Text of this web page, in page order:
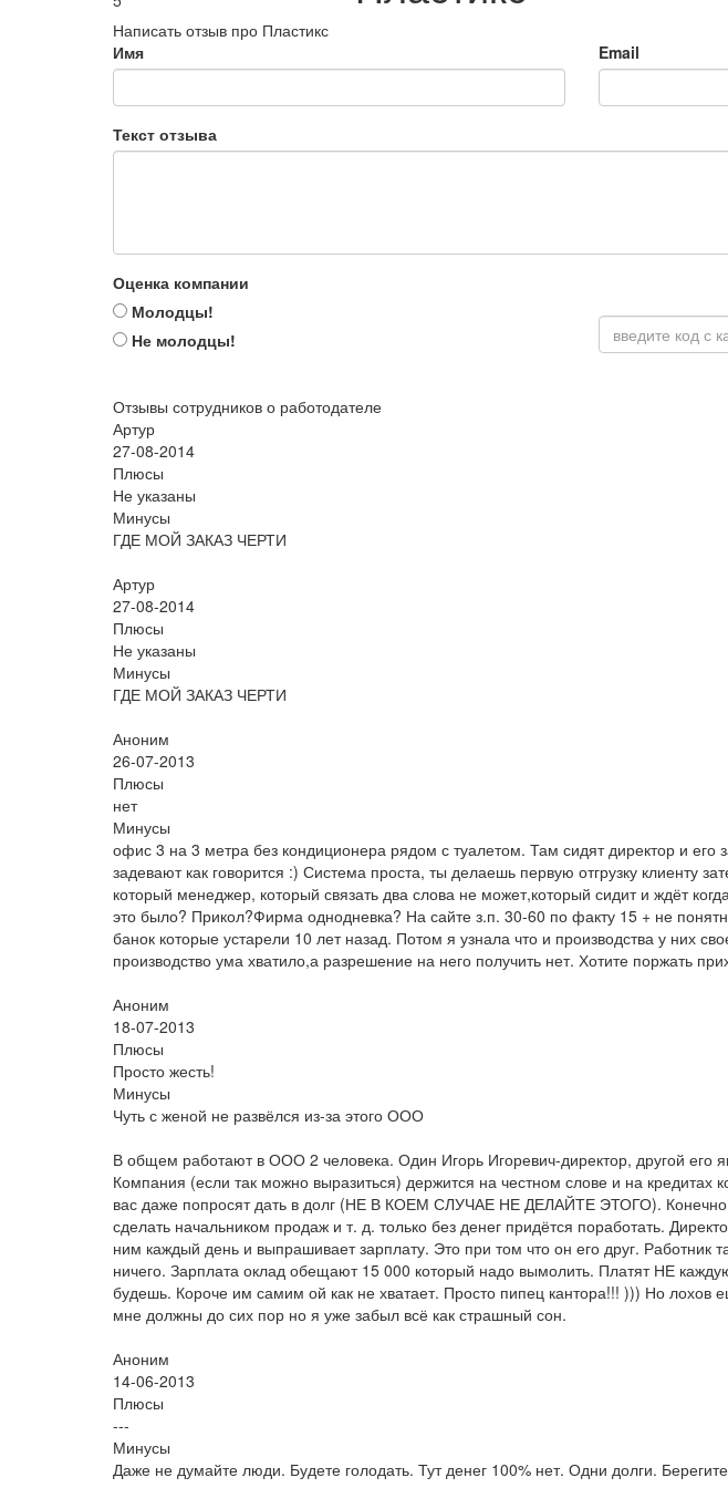
Написать отзыв про Пластикс
Имя
Email
Текст отзыва
Оценка компании
Молодцы!
Не молодцы!
Отзывы сотрудников о работодателе
Артур
27-08-2014
Плюсы
Не указаны
Минусы
ГДЕ МОЙ ЗАКАЗ ЧЕРТИ
Артур
27-08-2014
Плюсы
Не указаны
Минусы
ГДЕ МОЙ ЗАКАЗ ЧЕРТИ
Аноним
26-07-2013
Плюсы
нет
Минусы
офис 3 на 3 метра без кондиционера рядом с туалетом. Там сидят директор и
задевают как говорится :) Система проста, ты делаешь первую отгрузку клиенту
который менеджер, который связать два слова не может,который сидит и ждёт
это было? Прикол?Фирма однодневка? На сайте з.п. 30-60 по факту 15 + не
банок которые устарели 10 лет назад. Потом я узнала что и производства у них
производство ума хватило,а разрешение на него получить нет. Хотите поржать
Аноним
18-07-2013
Плюсы
Просто жесть!
Минусы
Чуть с женой не развёлся из-за этого ООО
В общем работают в ООО 2 человека. Один Игорь Игоревич-директор, другой его
Компания (если так можно выразиться) держится на честном слове и на
вас даже попросят дать в долг (НЕ В КОЕМ СЛУЧАЕ НЕ ДЕЛАЙТЕ ЭТОГО). Конечно
сделать начальником продаж и т. д. только без денег придётся поработать.
ним каждый день и выпрашивает зарплату. Это при том что он его друг. Работник
ничего. Зарплата оклад обещают 15 000 который надо вымолить. Платят НЕ
будешь. Короче им самим ой как не хватает. Просто пипец кантора!!! ))) Но лохов
мне должны до сих пор но я уже забыл всё как страшный сон.
Аноним
14-06-2013
Плюсы
---
Минусы
Даже не думайте люди. Будете голодать. Тут денег 100% нет. Одни долги.